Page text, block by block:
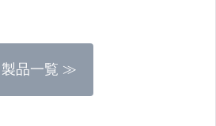
製品一覧 ≫